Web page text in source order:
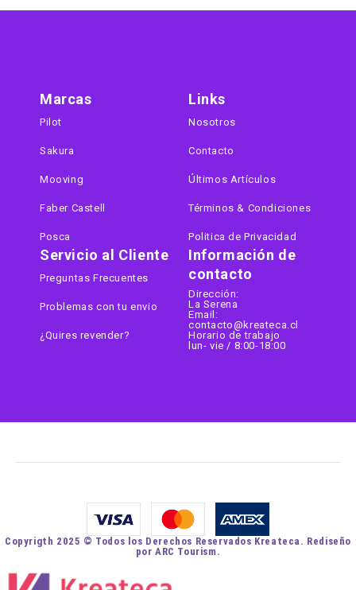
Información de
contacto
Dirección:
La Serena
Email:
contacto@kreateca.cl
Horario de trabajo
lun- vie / 8:00-18:00
Marcas
Pilot
Sakura
Mooving
Faber Castell
Posca
Links
Nosotros
Contacto
Últimos Artículos
Términos & Condiciones
Politica de Privacidad
Servicio al Cliente
Preguntas Frecuentes
Problemas con tu envio
¿Quires revender?
Copyrigth 2025 © Todos los Derechos Reservados Kreateca. Rediseño
por ARC Tourism.